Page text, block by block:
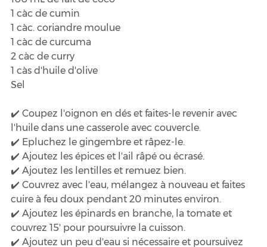
1 càc de cumin
1 càc. coriandre moulue
1 càc de curcuma
2 càc de curry
1 càs d'huile d'olive
Sel
✔️ Coupez l'oignon en dés et faites-le revenir avec
l'huile dans une casserole avec couvercle.
✔️ Epluchez le gingembre et râpez-le.
✔️ Ajoutez les épices et l'ail râpé ou écrasé.
✔️ Ajoutez les lentilles et remuez bien.
✔️ Couvrez avec l'eau, mélangez à nouveau et faites
cuire à feu doux pendant 20 minutes environ.
✔️ Ajoutez les épinards en branche, la tomate et
couvrez 15' pour poursuivre la cuisson.
✔️ Ajoutez un peu d'eau si nécessaire et poursuivez